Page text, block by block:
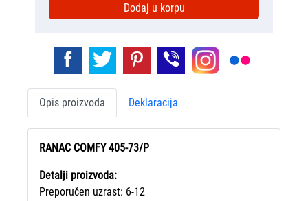
Dodaj u korpu
Opis proizvoda Deklaracija
RANAC COMFY 405-73/P
Detalji proizvoda:
Preporučen uzrast: 6-12